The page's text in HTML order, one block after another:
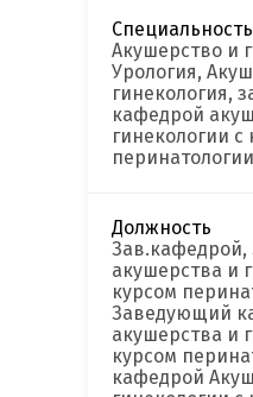
Специальность
Акушерство и
Урология,
гинекология,
кафедрой
гинекологии с
перинатологии
Должность
акушерства и
курсом
Заведующий
акушерства и
курсом
кафедрой